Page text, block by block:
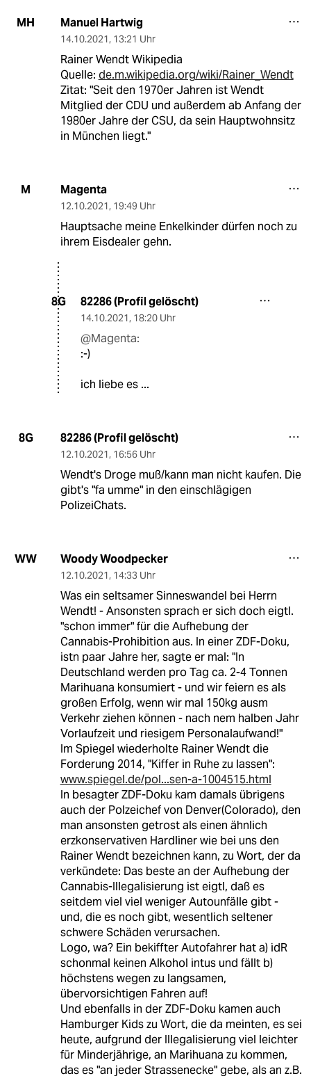
MH Manuel Hartwig
14.10.2021, 13:21 Uhr
Rainer Wendt Wikipedia
Quelle: de.m.wikipedia.org/wiki/Rainer_Wendt
Zitat: "Seit den 1970er Jahren ist Wendt
Mitglied der CDU und außerdem ab Anfang der
1980er Jahre der CSU, da sein Hauptwohnsitz
in München liegt."
M Magenta
12.10.2021, 19:49 Uhr
Hauptsache meine Enkelkinder dürfen noch zu
ihrem Eisdealer gehn.
8G 82286 (Profil gelöscht)
14.10.2021, 18:20 Uhr
@Magenta:
:-)
ich liebe es ...
8G 82286 (Profil gelöscht)
12.10.2021, 16:56 Uhr
Wendt's Droge muß/kann man nicht kaufen. Die
gibt's "fa umme" in den einschlägigen
PolizeiChats.
WW Woody Woodpecker
12.10.2021, 14:33 Uhr
Was ein seltsamer Sinneswandel bei Herrn
Wendt! - Ansonsten sprach er sich doch eigtl.
"schon immer" für die Aufhebung der
Cannabis-Prohibition aus. In einer ZDF-Doku,
istn paar Jahre her, sagte er mal: "In
Deutschland werden pro Tag ca. 2-4 Tonnen
Marihuana konsumiert - und wir feiern es als
großen Erfolg, wenn wir mal 150kg ausm
Verkehr ziehen können - nach nem halben Jahr
Vorlaufzeit und riesigem Personalaufwand!"
Im Spiegel wiederholte Rainer Wendt die
Forderung 2014, "Kiffer in Ruhe zu lassen":
www.spiegel.de/pol...sen-a-1004515.html
In besagter ZDF-Doku kam damals übrigens
auch der Polzeichef von Denver(Colorado), den
man ansonsten getrost als einen ähnlich
erzkonservativen Hardliner wie bei uns den
Rainer Wendt bezeichnen kann, zu Wort, der da
verkündete: Das beste an der Aufhebung der
Cannabis-Illegalisierung ist eigtl, daß es
seitdem viel viel weniger Autounfälle gibt -
und, die es noch gibt, wesentlich seltener
schwere Schäden verursachen.
Logo, wa? Ein bekiffter Autofahrer hat a) idR
schonmal keinen Alkohol intus und fällt b)
höchstens wegen zu langsamen,
übervorsichtigen Fahren auf!
Und ebenfalls in der ZDF-Doku kamen auch
Hamburger Kids zu Wort, die da meinten, es sei
heute, aufgrund der Illegalisierung viel leichter
für Minderjährige, an Marihuana zu kommen,
das es "an jeder Strassenecke" gebe, als an z.B.